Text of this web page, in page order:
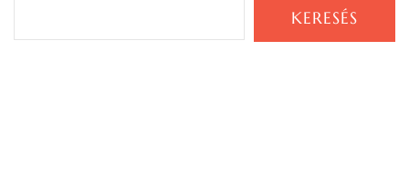
KERESÉS